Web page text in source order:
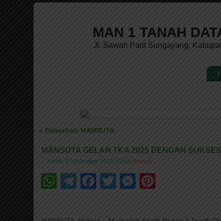
MAN 1 TANAH
Jl. Sawah Parit Sungayang,
« Ralisehati MANSUTA
MANSUTA GELAR TKA 2025 DENGAN SUKSES
Jumat, 7 November 2025 Oleh Humas
WhatsApp
Telegram
Facebook
TwitterMessenger